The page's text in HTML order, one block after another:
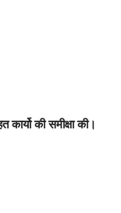
की समीक्षा की।